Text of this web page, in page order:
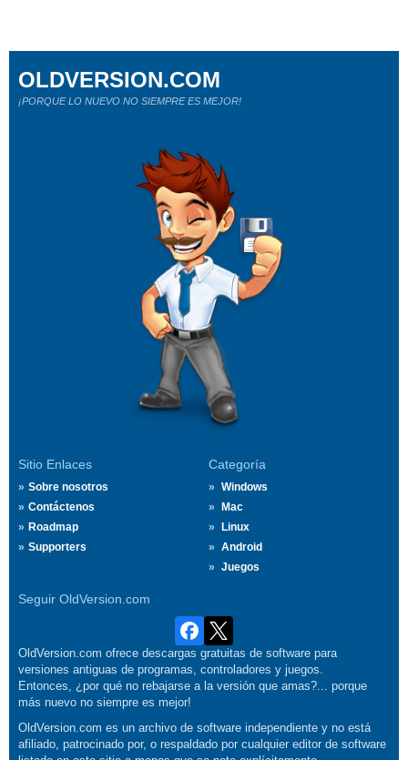
Sitio Enlaces
Sobre nosotros
Contáctenos
Roadmap
Supporters
Categoría
Windows
Mac
Linux
Android
Juegos
Seguir OldVersion.com
OLDVERSION.COM
¡PORQUE LO NUEVO NO SIEMPRE ES MEJOR!
OldVersion.com ofrece descargas gratuitas de software para
versiones antiguas de programas, controladores y juegos.
Entonces, ¿por qué no rebajarse a la versión que amas?... porque
más nuevo no siempre es mejor!
OldVersion.com es un archivo de software independiente y no está
afiliado, patrocinado por, o respaldado por cualquier editor de software